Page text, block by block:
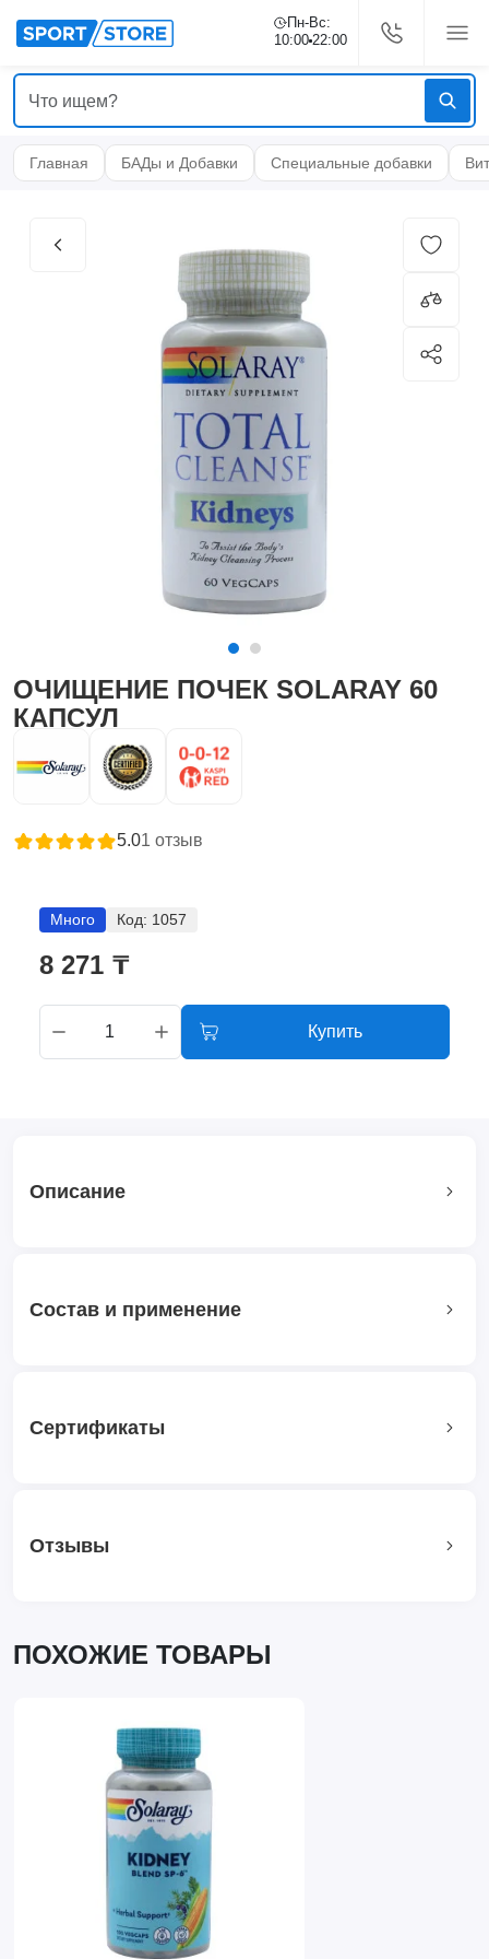
Пн-Вс:
10:00 22:00
Главная БАДы и Добавки Специальные добавки
ОЧИЩЕНИЕ ПОЧЕК SOLARAY 60
КАПСУЛ
5.01 отзыв
Много Код: 1057
8 271 ₸
Купить
Описание
Состав и применение
Сертификаты
Отзывы
ПОХОЖИЕ ТОВАРЫ